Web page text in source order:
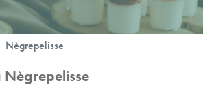
Nègrepelisse
Nègrepelisse